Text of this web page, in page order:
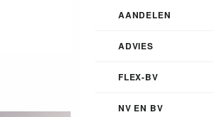
AANDELEN
ADVIES
FLEX-BV
NV EN BV